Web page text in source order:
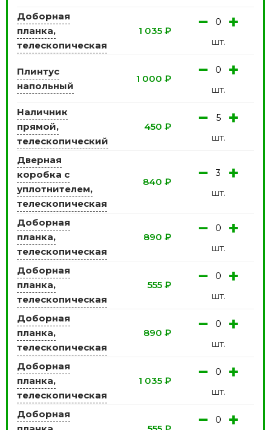
Доборная
планка,
телескопическая
1 035 ₽ − +
шт.
Плинтус
напольный
1 000 ₽ − +
шт.
Наличник
прямой,
телескопический
450 ₽ − +
шт.
Дверная
коробка с
уплотнителем,
телескопическая
840 ₽ − +
шт.
Доборная
планка,
телескопическая
890 ₽ − +
шт.
Доборная
планка,
телескопическая
555 ₽ − +
шт.
Доборная
планка,
телескопическая
890 ₽ − +
шт.
Доборная
планка,
телескопическая
1 035 ₽ − +
шт.
Доборная
− +